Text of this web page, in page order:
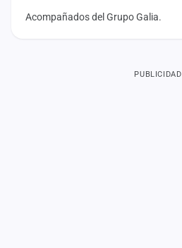
Acompañados del Grupo Galia.
PUBLICIDAD